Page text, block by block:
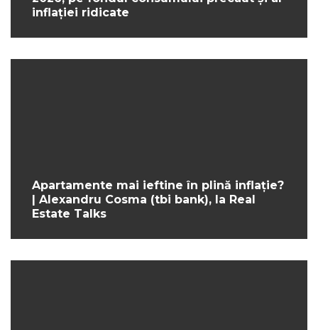
inflației ridicate
Apartamente mai ieftine în plină inflație?
| Alexandru Cosma (tbi bank), la Real
Estate Talks